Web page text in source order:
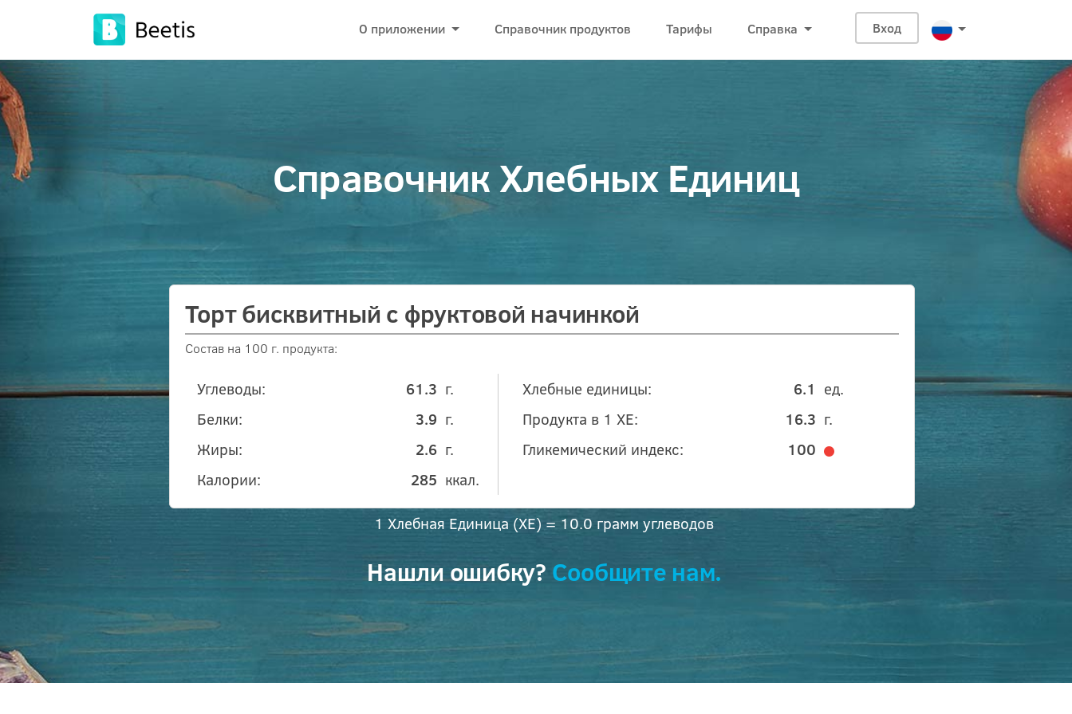
О приложении Справочник продуктов Тарифы Справка Вход
Справочник Хлебных Единиц
Торт бисквитный с фруктовой начинкой
Состав на 100 г. продукта:
Хлебные единицы: ед.
6.1
Продукта в 1 ХЕ:
г.
16.3
Углеводы: г.
61.3
Белки:
г.
3.9
Жиры:
г.
2.6
Калории:
ккал.
285
Гликемический индекс: 100
1 Хлебная Единица (ХЕ) = 10.0 грамм углеводов
Нашли ошибку?Сообщите нам.